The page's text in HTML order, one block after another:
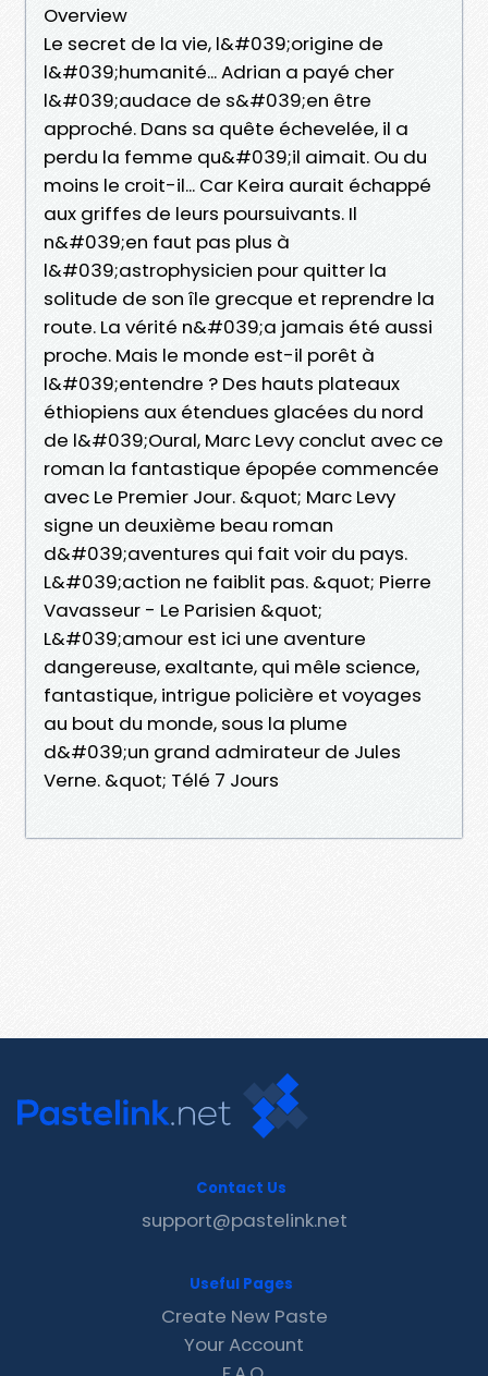
Overview
Le secret de la vie, l&#039;origine de
l&#039;humanité... Adrian a payé cher
l&#039;audace de s&#039;en être
approché. Dans sa quête échevelée, il a
perdu la femme qu&#039;il aimait. Ou du
moins le croit-il... Car Keira aurait échappé
aux griffes de leurs poursuivants. Il
n&#039;en faut pas plus à
l&#039;astrophysicien pour quitter la
solitude de son île grecque et reprendre la
route. La vérité n&#039;a jamais été aussi
proche. Mais le monde est-il porêt à
l&#039;entendre ? Des hauts plateaux
éthiopiens aux étendues glacées du nord
de l&#039;Oural, Marc Levy conclut avec ce
roman la fantastique épopée commencée
avec Le Premier Jour. &quot; Marc Levy
signe un deuxième beau roman
d&#039;aventures qui fait voir du pays.
L&#039;action ne faiblit pas. &quot; Pierre
Vavasseur - Le Parisien &quot;
L&#039;amour est ici une aventure
dangereuse, exaltante, qui mêle science,
fantastique, intrigue policière et voyages
au bout du monde, sous la plume
d&#039;un grand admirateur de Jules
Verne. &quot; Télé 7 Jours
Contact Us
support@pastelink.net
Useful Pages
Create New Paste
Your Account